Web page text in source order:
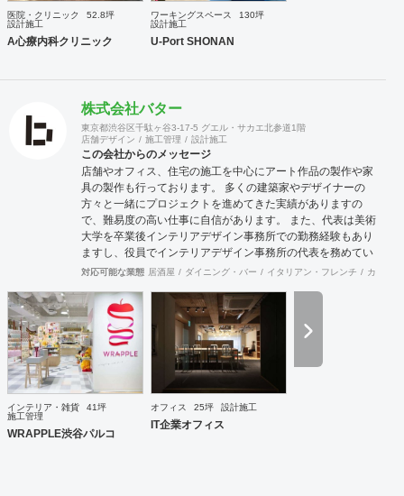
医院・クリニック
52.8坪
設計施工
A心療内科クリニック
ワーキングスペース
130坪
設計施工
U-Port SHONAN
株式会社バター
東京都渋谷区千駄ヶ谷3-17-5 グエル・サカエ北参道1階
店舗デザイン
施工管理 設計施工
この会社からのメッセージ
店舗やオフィス、住宅の施工を中心にアート作品の製作や家
具の製作も行っております。 多くの建築家やデザイナーの
方々と一緒にプロジェクトを進めてきた実績がありますの
で、難易度の高い仕事に自信があります。 また、代表は美術
大学を卒業後インテリアデザイン事務所での勤務経験もあり
ますし、役員でインテリアデザイン事務所の代表を務めてい
る者もおり、社内に4名のデザイナーを有しています。 現場
が回らない際は代表自信も現場に出ますので、社内で5名と
専属の外注監理1名の6名で物件規模や内容に応じて割り当て
ています。 さらに自社で木工職人を抱えており、内装工事に
おいて大きなボリュームを締める木工家具の製作には質、量
ともに自信を持っております。 その他、自社で飲食店を経営
しており業態の開発やレシピ提供、仕入先のコーディネー
い様々な引き合いがあります。 大手企業の新業態開発の際の
社外プロジェクトメンバーとしてノウハウ提供などの実績も
対応可能な業態 居酒屋 ダイニング・バー イタリアン・フレンチ カフェ
インテリア・雑貨
41坪
施工管理
WRAPPLE渋谷パルコ
オフィス 25坪 設計施工
IT企業オフィス